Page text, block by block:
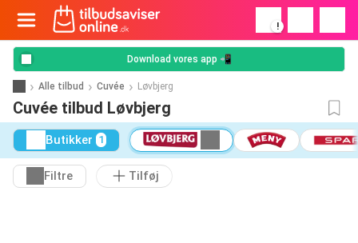
!
Download vores app 📲
Alle tilbud Cuvée Løvbjerg
Cuvée tilbud Løvbjerg
Butikker 1
Filtre Tilføj